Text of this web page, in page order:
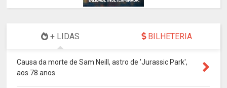
+ LIDAS BILHETERIA
Causa da morte de Sam Neill, astro de 'Jurassic Park',
aos 78 anos